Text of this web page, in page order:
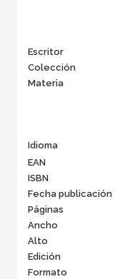
Escritor
Colección
Materia
Idioma
EAN
ISBN
Fecha publicación
Páginas
Ancho
Alto
Edición
Formato